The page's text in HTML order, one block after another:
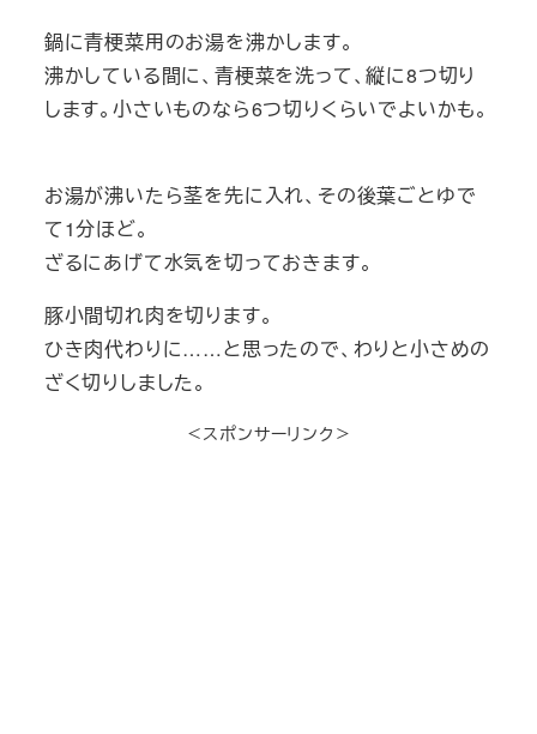
鍋に青梗菜用のお湯を沸かします。
沸かしている間に、青梗菜を洗って、縦に8つ切り
します。小さいものなら6つ切りくらいでよいかも。
お湯が沸いたら茎を先に入れ、その後葉ごとゆで
て1分ほど。
ざるにあげて水気を切っておきます。
豚小間切れ肉を切ります。
ひき肉代わりに……と思ったので、わりと小さめの
ざく切りしました。
＜スポンサーリンク＞